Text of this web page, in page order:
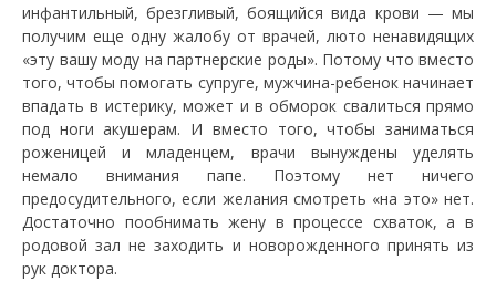
инфантильный, брезгливый, боящийся вида крови — мы
получим еще одну жалобу от врачей, люто ненавидящих
«эту вашу моду на партнерские роды». Потому что вместо
того, чтобы помогать супруге, мужчина-ребенок начинает
впадать в истерику, может и в обморок свалиться прямо
под ноги акушерам. И вместо того, чтобы заниматься
роженицей и младенцем, врачи вынуждены уделять
немало внимания папе. Поэтому нет ничего
предосудительного, если желания смотреть «на это» нет.
Достаточно пообнимать жену в процессе схваток, а в
родовой зал не заходить и новорожденного принять из
рук доктора.